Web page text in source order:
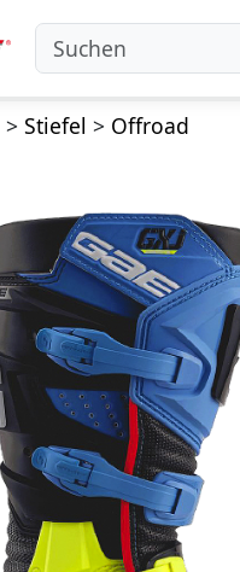
> Stiefel > Offroad